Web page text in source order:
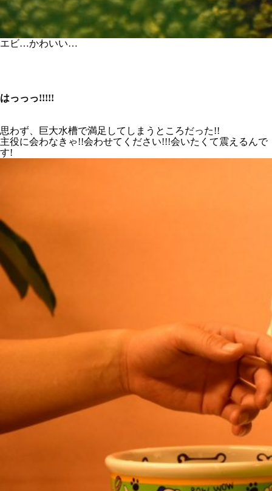
エビ…かわいい…
はっっっ!!!!!
思わず、巨大水槽で満足してしまうところだった!!
主役に会わなきゃ!!会わせてください!!!会いたくて震えるんで
す!